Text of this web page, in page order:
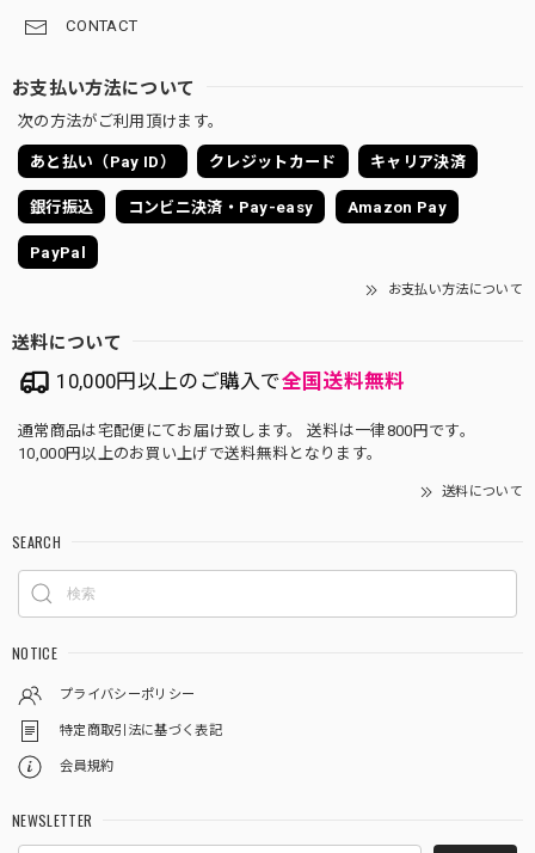
CONTACT
お支払い方法について
次の方法がご利用頂けます。
あと払い（Pay ID） クレジットカード キャリア決済
銀行振込 コンビニ決済・Pay-easy Amazon Pay
PayPal
お支払い方法について
送料について
10,000円以上のご購入で全国送料無料
通常商品は宅配便にてお届け致します。 送料は一律800円です。
10,000円以上のお買い上げで送料無料となります。
送料について
SEARCH
NOTICE
プライバシーポリシー
特定商取引法に基づく表記
会員規約
NEWSLETTER